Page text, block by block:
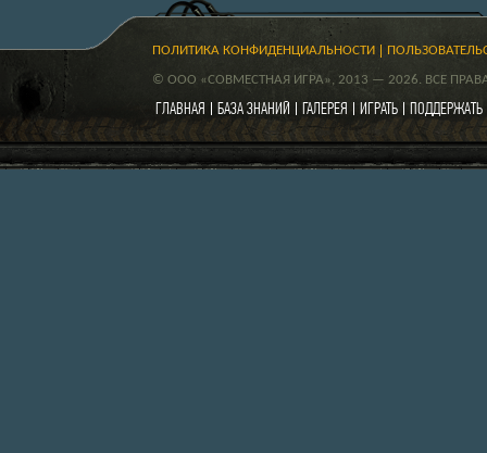
ПОЛИТИКА КОНФИДЕНЦИАЛЬНОСТИ
© ООО «СОВМЕСТНАЯ ИГРА», 2013 — 2026. ВСЕ
ГЛАВНАЯ БАЗА ЗНАНИЙ ГАЛЕРЕЯ ИГРАТЬ ПОДДЕРЖАТЬ